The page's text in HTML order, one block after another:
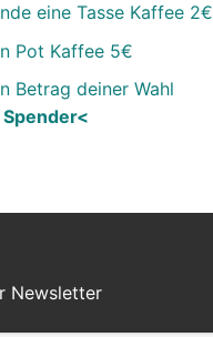
eine Tasse Kaffee 2€
Pot Kaffee 5€
Betrag deiner Wahl
Newsletter